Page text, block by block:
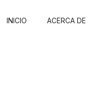
INICIO ACERCA DE